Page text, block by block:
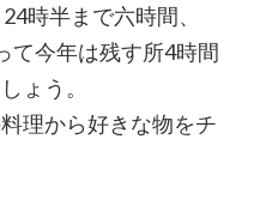
時半まで六時間、
て今年は残す所4時間
ょう。
理から好きな物をチ